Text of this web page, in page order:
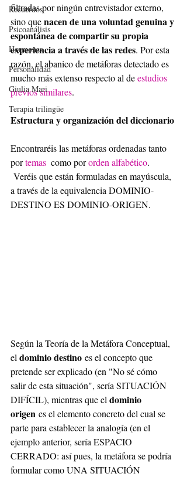
Recuerdos
Psicoanálisis
Hormonas
Personalidad
Giulia Mari
Terapia trilingüe
filtradas por ningún entrevistador externo,
sino que nacen de una voluntad genuina y
espontánea de compartir su propia
experiencia a través de las redes. Por esta
razón, el abanico de metáforas detectado es
mucho más extenso respecto al de estudios
previos similares.
Estructura y organización del diccionario
Encontraréis las metáforas ordenadas tanto
por temas
  como por
orden alfabético.
Veréis que están formuladas en mayúscula,
a través de la equivalencia DOMINIO-
DESTINO ES DOMINIO-ORIGEN.
Según la Teoría de la Metáfora Conceptual,
el dominio destino es el concepto que
pretende ser explicado (en "No sé cómo
salir de esta situación", sería SITUACIÓN
DIFÍCIL), mientras que el dominio
origen es el elemento concreto del cual se
parte para establecer la analogía (en el
ejemplo anterior, sería ESPACIO
CERRADO: así pues, la metáfora se podría
formular como UNA SITUACIÓN